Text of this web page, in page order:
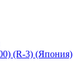
(R-3) (Япония)